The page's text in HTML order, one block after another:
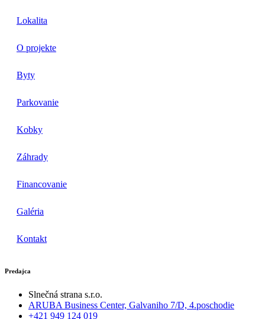
Lokalita
O projekte
Byty
Parkovanie
Kobky
Záhrady
Financovanie
Galéria
Kontakt
Predajca
Slnečná strana s.r.o.
ARUBA Business Center, Galvaniho 7/D, 4.poschodie
+421 949 124 019